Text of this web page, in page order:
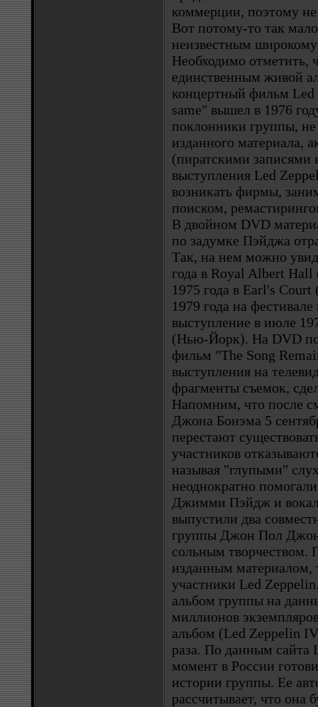
коммерции, поэтому
Вот потому-то так
неизвестным
Необходимо отметить,
единственным живой
концертный фильм Led
same" вышел в 1976
поклонники группы,
изданного материала,
(пиратскими записями
выступления Led
возникать фирмы,
поиском,
В двойном DVD
по задумке Пэйджа
Так, на нем можно
года в Royal Albert
1975 года в Earl's
1979 года на
выступление в июле
(Нью-Йорк). На DVD
фильм "The Song
выступления на
фрагменты съемок,
Напомним, что после
Джона Бонэма 5
перестают
участников
называя "глупыми"
неоднократно
Джимми Пэйдж и
выпустили два
группы Джон Пол
сольным творчеством.
изданным материалом,
участники Led
альбом группы на
миллионов
альбом (Led Zeppelin
раза. По данным сайта
момент в России
истории группы. Ее
рассчитывает, что она